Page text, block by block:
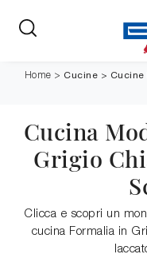
Home > Cucine > Cucine
Cucina
Grigio
Clicca e scopri un
cucina Formalia in